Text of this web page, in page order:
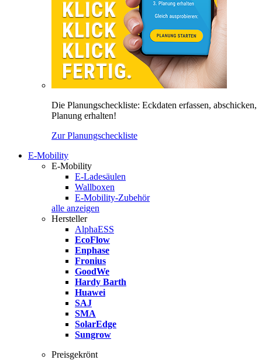
Die Planungscheckliste: Eckdaten erfassen, abschicken,
Planung erhalten!
Zur Planungscheckliste
E-Mobility
E-Mobility
E-Ladesäulen
Wallboxen
E-Mobility-Zubehör
alle anzeigen
Hersteller
AlphaESS
EcoFlow
Enphase
Fronius
GoodWe
Hardy Barth
Huawei
SAJ
SMA
SolarEdge
Sungrow
Preisgekrönt